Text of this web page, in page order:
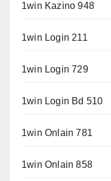
1win Kazino 948
1win Login 211
1win Login 729
1win Login Bd 510
1win Onlain 781
1win Onlain 858